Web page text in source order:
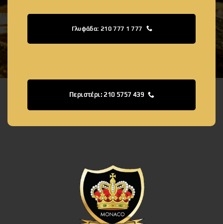
Γλυφάδα: 210 777 1 777
Περιστέρι: 210 5757 439